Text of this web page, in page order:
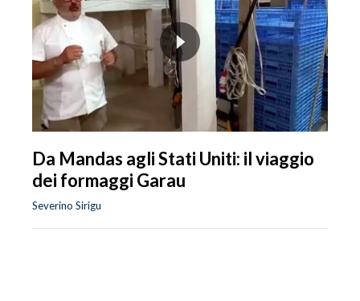
Da Mandas agli Stati Uniti: il viaggio
dei formaggi Garau
Severino Sirigu